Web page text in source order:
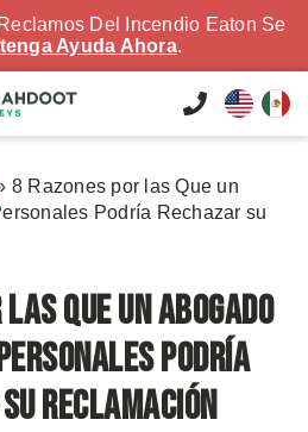
Del Incendio Eaton Se
Ayuda Ahora.
8 Razones por las Que un
Podría Rechazar su
Que un Abogado
Podría
Reclamación